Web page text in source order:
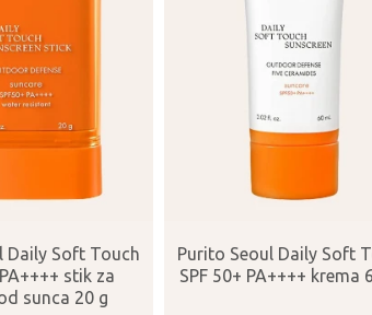
Daily Soft Touch
stik za
sunca 20 g
Purito Seoul Daily Soft
SPF 50+ PA++++ krema